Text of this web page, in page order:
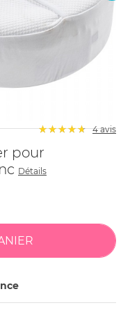
4avis
pour
Détails